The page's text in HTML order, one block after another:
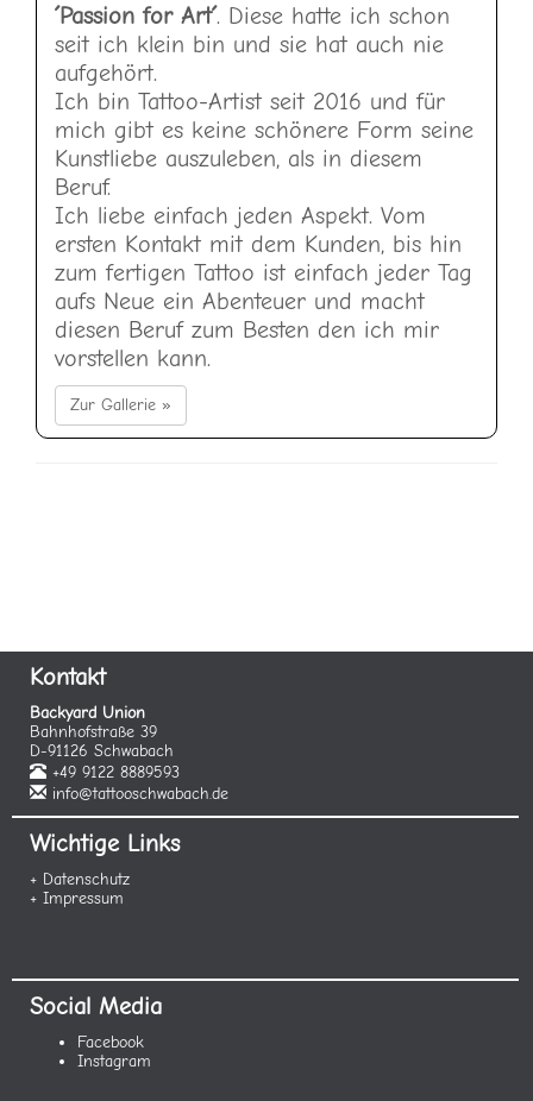
´Passion for Art´. Diese hatte ich schon
seit ich klein bin und sie hat auch nie
aufgehört.
Ich bin Tattoo-Artist seit 2016 und für
mich gibt es keine schönere Form seine
Kunstliebe auszuleben, als in diesem
Beruf.
Ich liebe einfach jeden Aspekt. Vom
ersten Kontakt mit dem Kunden, bis hin
zum fertigen Tattoo ist einfach jeder Tag
aufs Neue ein Abenteuer und macht
diesen Beruf zum Besten den ich mir
vorstellen kann.
Zur Gallerie »
Kontakt
Backyard Union
Bahnhofstraße 39
D-91126 Schwabach
+49 9122 8889593
info@tattooschwabach.de
Wichtige Links
+ Datenschutz
+ Impressum
Social Media
Facebook
Instagram